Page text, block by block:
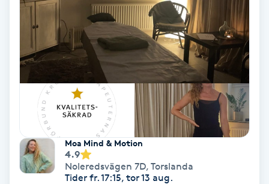
Hudföryngring
Huduppstramning
Hudvård
HyaluronsyraMoa Mind & Motion
4.9
Noleredsvägen 7D, Torslanda
Tider fr. 17:15, tor 13 aug.